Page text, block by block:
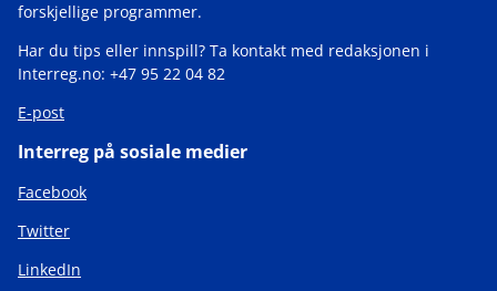
forskjellige programmer.
Har du tips eller innspill? Ta kontakt med redaksjonen i
Interreg.no: +47 95 22 04 82
E-post
Interreg på sosiale medier
Facebook
Twitter
LinkedIn